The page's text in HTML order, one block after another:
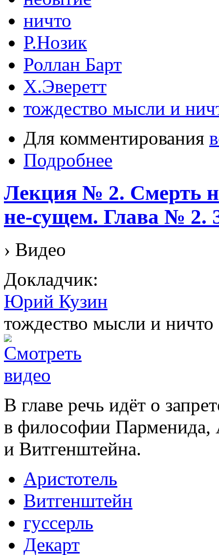
ничто
Р.Нозик
Роллан Барт
Х.Эверетт
тождество мысли и
Для комментирования
Подробнее
Лекция № 2. Смерть
не-сущем. Глава №
› Видео
Докладчик:
Юрий Кузин
тождество мысли и ничто
В главе речь идёт о
в философии Парменида,
и Витгенштейна.
Аристотель
Витгенштейн
гуссерль
Декарт